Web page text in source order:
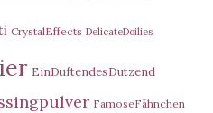
CrystalEffects DelicateDoilies
EinDuftendesDutzend
FamoseFähnchen